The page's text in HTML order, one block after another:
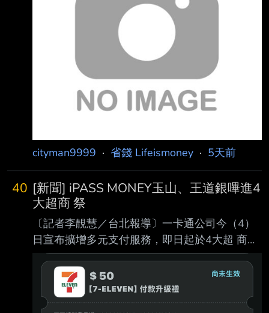
設定起來!!! --
cityman9999 · 省錢 Lifeismoney · 5天前
40 [新聞] iPASS MONEY玉山、王道銀嗶進4
大超商 祭
〔記者李靚慧／台北報導〕一卡通公司今（4）
日宣布擴增多元支付服務，即日起於4大超 商開
放玉山銀行信用卡及王道銀行Debit卡綁定付
款，同時自8月5日起祭出限時領券活動 、「限
時不限量」，輸入指定優惠券代碼即可領取7-
ELEVEN 50元優惠券，單筆消費滿159 元即可